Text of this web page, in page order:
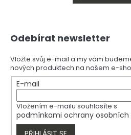
Odebírat newsletter
Vložte svůj e-mail a my vám
nových produktech na našem e-
E-mail
Vložením e-mailu souhlasíte s
podmínkami ochrany osobních